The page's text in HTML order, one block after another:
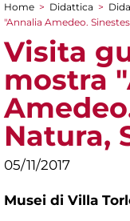
Tu sei qui
Home > Didattica >
"Annalia Amedeo.
Visita
mostra
Natura,
05/11/2017
Musei di Villa